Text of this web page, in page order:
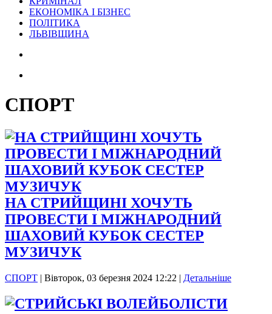
ЕКОНОМІКА І БІЗНЕС
ПОЛІТИКА
ЛЬВІВЩИНА
СПОРТ
НА СТРИЙЩИНІ ХОЧУТЬ
ПРОВЕСТИ І МІЖНАРОДНИЙ
ШАХОВИЙ КУБОК СЕСТЕР
МУЗИЧУК
СПОРТ | Вівторок, 03 березня 2024 12:22 | Детальніше